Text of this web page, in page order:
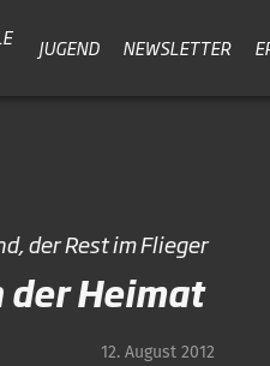
JUGEND NEWSLETTER
der Rest im Flieger
der Heimat
12. August 2012